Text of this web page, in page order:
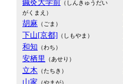
鍼灸大学前 （しんきゅうだい
がくまえ）
胡麻 （ごま）
下山[京都] （しもやま）
和知 （わち）
安栖里 （あせり）
立木 （たちき）
山家 （やまが）